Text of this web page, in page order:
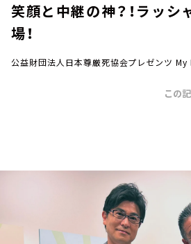
イベント・グッズ
会社情報
笑顔と中継の神？！ラッシ
場！
公益財団法人日本尊厳死協会プレゼンツ My
この